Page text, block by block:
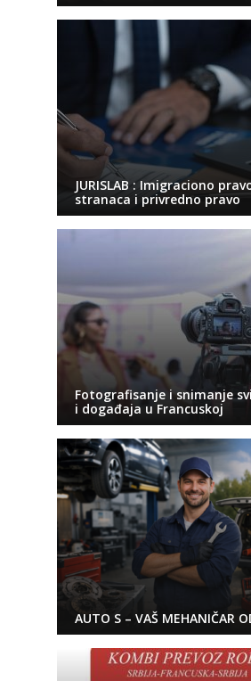
JURISLAB : Imigraciono
stranaca i privredno pravo
Fotografisanje i snimanje
i događaja u Francuskoj
AUTO S – VAŠ MEHANIČAR